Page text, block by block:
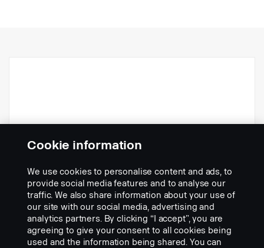
Cookie information
We use cookies to personalise content and ads, to
provide social media features and to analyse our
traffic. We also share information about your use of
our site with our social media, advertising and
analytics partners. By clicking “I accept”, you are
agreeing to give your consent to all cookies being
used and the information being shared. You can